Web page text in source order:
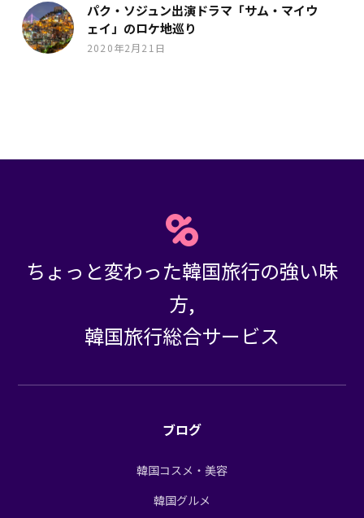
パク・ソジュン出演ドラマ「サム・マイウ
ェイ」のロケ地巡り
2020年2月21日
ちょっと変わった韓国旅行の強い味
方,
韓国旅行総合サービス
ブログ
韓国コスメ・美容
韓国グルメ